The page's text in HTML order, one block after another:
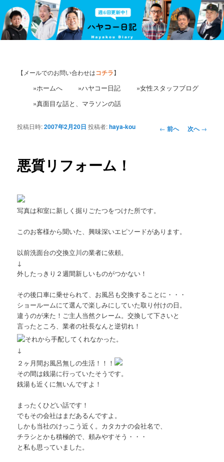
【メールでのお問い合わせはコチラ】
»ホームへ »ハヤコー日記
»女性スタッフブログ
»真面目な話と、マラソンの話
投
← 前へ 次へ→
悪質リフォーム！
投稿日時:2007年2月20日 投稿者:haya-kou
写真は和室に新しく掘りごたつをつけた所です。
このお客様から聞いた、興味深いエピソードがあります。
以前洗面台の交換立川の業者に依頼。
↓
外したっきり２週間新しいものがつかない！
その後口車に乗せられて、お風呂も交換することに・・・
ショールームにて選んで楽しみにしていた取り付けの日。
違うのが来た！ご主人当然クレーム。交換して下さいと
言ったところ、業者の社長なんと逆切れ！
それから手配してくれなかった。
↓
２ヶ月間お風呂無しの生活！！！
その間は銭湯に行っていたそうです。
銭湯も近くに無いんですよ！
まったくひどい話です！
でもその会社はまだあるんですよ。
しかも当社のけっこう近く。カタカナの会社名で、
チラシとかも積極的で、頼みやすそう・・・
と私も思っていました。